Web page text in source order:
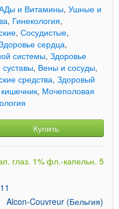
и Витамины, Ушные и
, Гинекология,
, Сосудистые,
сердца,
системы, Здоровье
суставы, Вены и сосуды,
средства, Здоровый
, Мочеполовая
Купить
глаз. 1% фл.-капельн. 5
Alcon-Couvreur (Бельгия)